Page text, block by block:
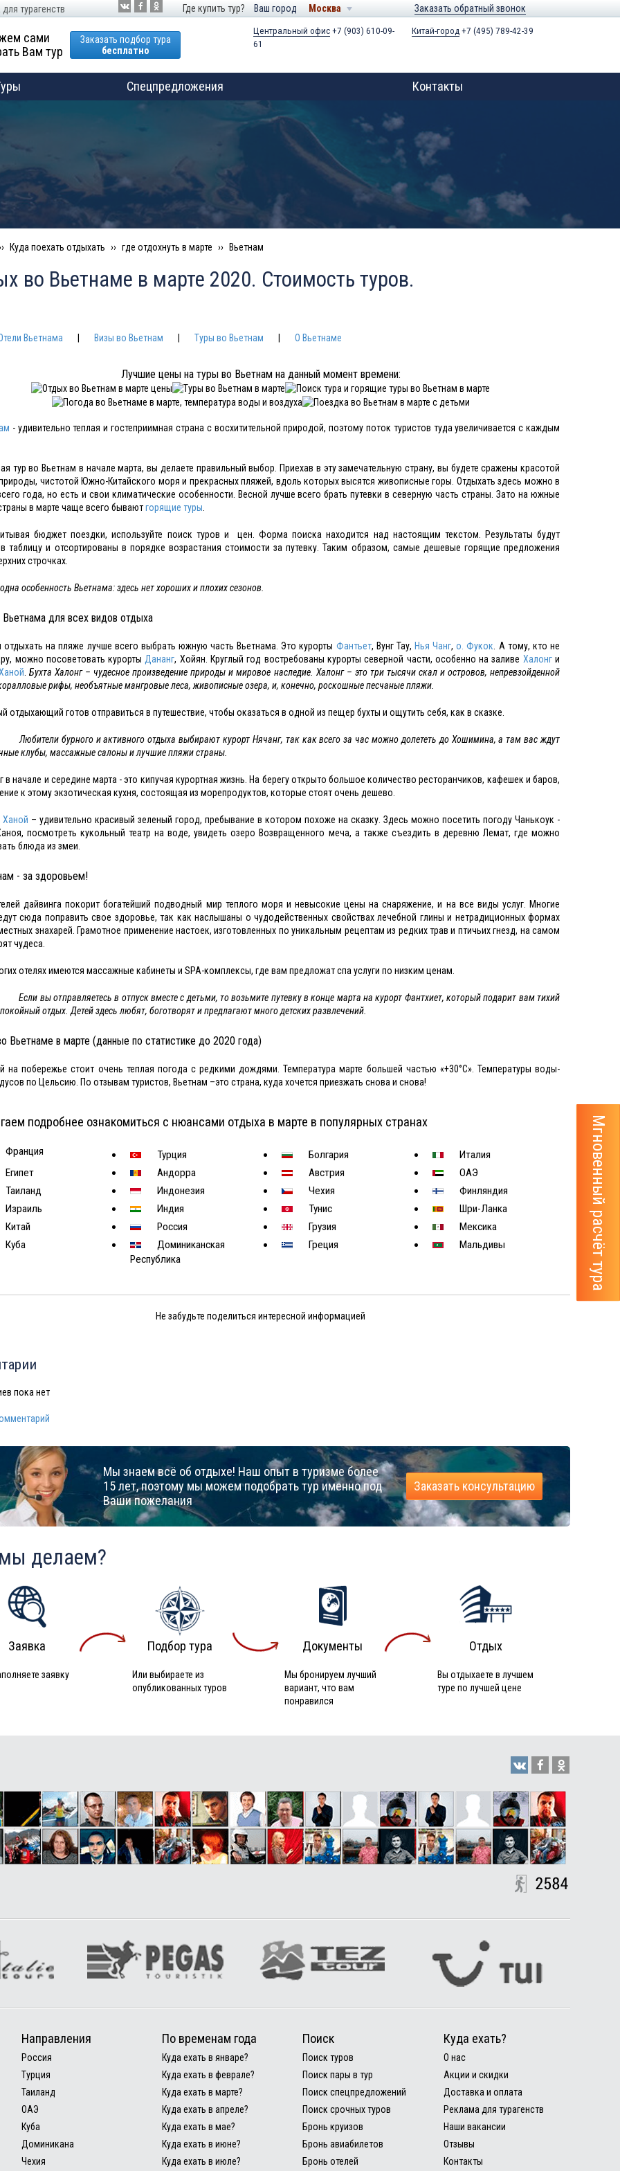
Мгновенный расчёт тура
турагенств Где купить тур? Ваш город Москва Заказать обратный звонок
сами
Вам тур
Заказать подбор тура
бесплатно
Центральный офис+7 (903) 610-09-
61
Китай-город+7 (495) 789-42-39
Спецпредложения Контакты
Куда поехать отдыхать где отдохнуть в марте Вьетнам
во Вьетнаме в марте 2020. Стоимость туров.
Вьетнама Визы во Вьетнам Туры во Вьетнам О Вьетнаме
Лучшие цены на туры во Вьетнам на данный момент времени:
- удивительно теплая и гостеприимная страна с восхитительной природой, поэтому поток туристов туда увеличивается с каждым
тур во Вьетнам в начале марта, вы делаете правильный выбор. Приехав в эту замечательную страну, вы будете сражены красотой
чистотой Южно-Китайского моря и прекрасных пляжей, вдоль которых высятся живописные горы. Отдыхать здесь можно в
года, но есть и свои климатические особенности. Весной лучше всего брать путевки в северную часть страны. Зато на южные
в марте чаще всего бываютгорящие туры
бюджет поездки, используйте поиск туров и цен. Форма поиска находится над настоящим текстом. Результаты будут
таблицу и отсортированы в порядке возрастания стоимости за путевку. Таким образом, самые дешевые горящие предложения
строчках.
особенность Вьетнама: здесь нет хороших и плохих сезонов.
для всех видов отдыха
отдыхать на пляже лучше всего выбрать южную часть Вьетнама. Это курорты Фантьет, Вунг Тау,Нья Чанг,о. Фукок . А тому, кто не
можно посоветовать курорты Дананг, Хойян. Круглый год востребованы курорты северной части, особенно на заливе Халонги
.Бухта Халонг – чудесное произведение природы и мировое наследие. Халонг – это три тысячи скал и островов, непревзойденной
рифы, необъятные мангровые леса, живописные озера, и, конечно, роскошные песчаные пляжи.
отдыхающий готов отправиться в путешествие, чтобы оказаться в одной из пещер бухты и ощутить себя, как в сказке.
Любители бурного и активного отдыха выбирают курорт Нячанг, так как всего за час можно долететь до Хошимина, а там вас ждут
клубы, массажные салоны и лучшие пляжи страны.
в начале и середине марта - это кипучая курортная жизнь. На берегу открыто большое количество ресторанчиков, кафешек и баров,
к этому экзотическая кухня, состоящая из морепродуктов, которые стоят очень дешево.
Ханой – удивительно красивый зеленый город, пребывание в котором похоже на сказку. Здесь можно посетить погоду Чанькоук -
посмотреть кукольный театр на воде, увидеть озеро Возвращенного меча, а также съездить в деревню Лемат, где можно
блюда из змеи.
- за здоровьем!
дайвинга покорит богатейший подводный мир теплого моря и невысокие цены на снаряжение, и на все виды услуг. Многие
сюда поправить свое здоровье, так как наслышаны о чудодейственных свойствах лечебной глины и нетрадиционных формах
знахарей. Грамотное применение настоек, изготовленных по уникальным рецептам из редких трав и птичьих гнезд, на самом
чудеса.
отелях имеются массажные кабинеты и SPA-комплексы, где вам предложат спа услуги по низким ценам.
Если вы отправляетесь в отпуск вместе с детьми, то возьмите путевку в конце марта на курорт Фантхиет, который подарит вам тихий
отдых. Детей здесь любят, боготворят и предлагают много детских развлечений.
Вьетнаме в марте (данные по статистике до 2020 года)
на побережье стоит очень теплая погода с редкими дождями. Температура марте большей частью «+30°С». Температуры воды-
по Цельсию. По отзывам туристов, Вьетнам –это страна, куда хочется приезжать снова и снова!
подробнее ознакомиться с нюансами отдыха в марте в популярных странах
Франция Турция Болгария
Италия
Египет
Андорра Австрия
ОАЭ
Таиланд
Индонезия Чехия
Финляндия
Израиль
Индия Тунис
Шри-Ланка
Китай
Россия Грузия
Мексика
Куба
Доминиканская
Республика
Греция Мальдивы
Не забудьте поделиться интересной информацией
пока нет
Мы знаем всё об отдыхе! Наш опыт в туризме более
15 лет, поэтому мы можем подобрать тур именно под
Ваши пожелания
Заказать консультацию
делаем?
Заявка
заявку
Подбор тура
Или выбираете из
опубликованных туров
Документы
Мы бронируем лучший
вариант, что вам
понравился
Отдых
Вы отдыхаете в лучшем
туре по лучшей цене
Направления
Россия
Турция
Таиланд
ОАЭ
Куба
Доминикана
Чехия
По временам года
Куда ехать в январе?
Куда ехать в феврале?
Куда ехать в марте?
Куда ехать в апреле?
Куда ехать в мае?
Куда ехать в июне?
Куда ехать в июле?
Поиск
Поиск туров
Поиск пары в тур
Поиск спецпредложений
Поиск срочных туров
Бронь круизов
Бронь авиабилетов
Бронь отелей
Куда ехать?
О нас
Акции и скидки
Доставка и оплата
Реклама для турагенств
Наши вакансии
Отзывы
Контакты